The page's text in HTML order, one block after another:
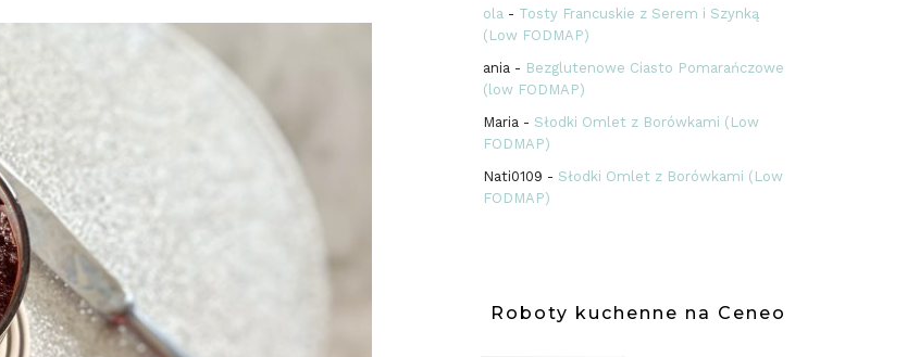
ola - Tosty Francuskie z Serem i Szynką
(Low FODMAP)
ania - Bezglutenowe Ciasto Pomarańczowe
(low FODMAP)
Maria - Słodki Omlet z Borówkami (Low
FODMAP)
Nati0109 - Słodki Omlet z Borówkami (Low
FODMAP)
Roboty kuchenne na Ceneo